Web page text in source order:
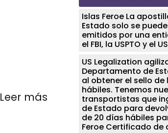
Leer más
Islas Feroe La
Estado solo se
emitidos por una
el FBI, la USPTO y el
US Legalization
Departamento de
al obtener el sello
hábiles. Tenemos
transportistas que
de Estado para
de 20 días hábiles
Feroe Certificado de